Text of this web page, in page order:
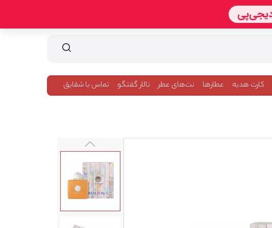
کارت هدیه عطارها نت‌های عطر تالار گفتگو تماس با شقایق